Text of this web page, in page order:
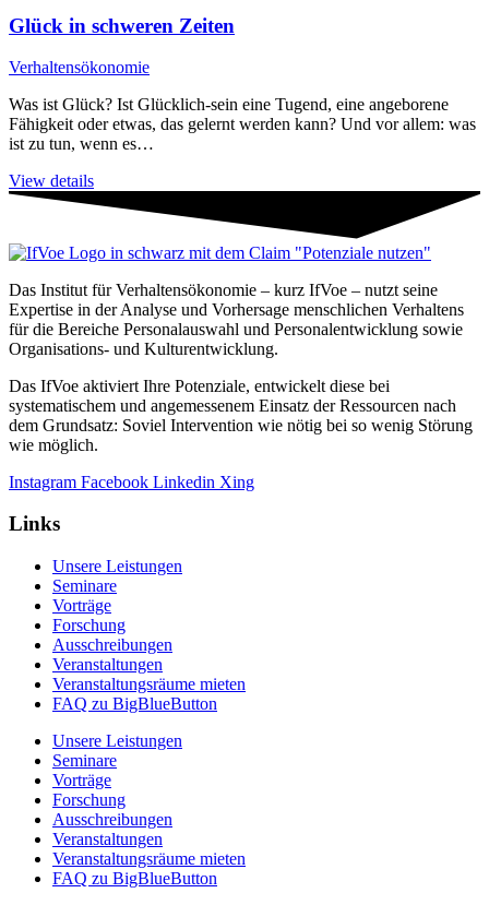
Glück in schweren Zeiten
Verhaltensökonomie
Was ist Glück? Ist Glücklich-sein eine Tugend, eine angeborene
Fähigkeit oder etwas, das gelernt werden kann? Und vor allem: was
ist zu tun, wenn es…
View details
Das Institut für Verhaltensökonomie – kurz IfVoe – nutzt seine
Expertise in der Analyse und Vorhersage menschlichen Verhaltens
für die Bereiche Personal­auswahl und Personal­entwicklung sowie
Organisations- und Kultur­entwicklung.
Das IfVoe aktiviert Ihre Potenziale, entwickelt diese bei
systematischem und angemessenem Einsatz der Ressourcen nach
dem Grundsatz: Soviel Intervention wie nötig bei so wenig Störung
wie möglich.
Instagram Facebook Linkedin Xing
Links
Unsere Leistungen
Seminare
Vorträge
Forschung
Ausschreibungen
Veranstaltungen
Veranstaltungs­räume mieten
FAQ zu BigBlueButton
Unsere Leistungen
Seminare
Vorträge
Forschung
Ausschreibungen
Veranstaltungen
Veranstaltungs­räume mieten
FAQ zu BigBlueButton